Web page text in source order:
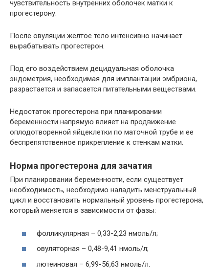
чувствительность внутренних оболочек матки к
прогестерону.
После овуляции желтое тело интенсивно начинает
вырабатывать прогестерон.
Под его воздействием децидуальная оболочка
эндометрия, необходимая для имплантации эмбриона,
разрастается и запасается питательными веществами.
Недостаток прогестерона при планировании
беременности напрямую влияет на продвижение
оплодотворенной яйцеклетки по маточной трубе и ее
беспрепятственное прикрепление к стенкам матки.
Норма прогестерона для зачатия
При планировании беременности, если существует
необходимость, необходимо наладить менструальный
цикл и восстановить нормальный уровень прогестерона,
который меняется в зависимости от фазы:
фолликулярная – 0,33-2,23 нмоль/л;
овуляторная – 0,48-9,41 нмоль/л;
лютеиновая – 6,99-56,63 нмоль/л.